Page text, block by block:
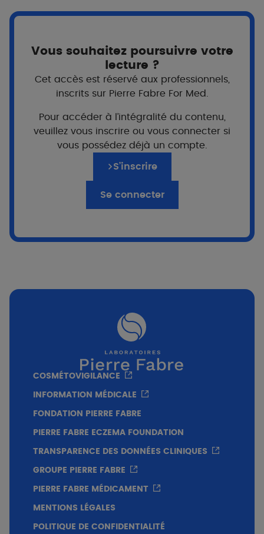
Pour qui ?
Prix
Texture
Sans savon
Sans parfum
Vous souhaitez poursuivre votre
lecture ?
Cet accès est réservé aux professionnels,
inscrits sur Pierre Fabre For Med.
Pour accéder à l’intégralité du contenu,
veuillez vous inscrire ou vous connecter si
vous possédez déjà un compte.
S’inscrire
Se connecter
COSMÉTOVIGILANCE
INFORMATION MÉDICALE
FONDATION PIERRE FABRE
PIERRE FABRE ECZEMA FOUNDATION
TRANSPARENCE DES DONNÉES CLINIQUES
GROUPE PIERRE FABRE
PIERRE FABRE MÉDICAMENT
MENTIONS LÉGALES
POLITIQUE DE CONFIDENTIALITÉ